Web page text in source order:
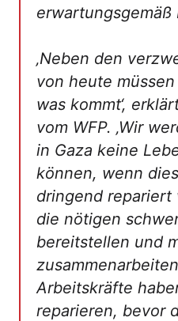
erwartungsgemäß
‚Neben den
von heute
was kommt‘,
vom WFP. ‚Wir
in Gaza keine
können, wenn
dringend repariert
die nötigen
bereitstellen und
Arbeitskräfte
reparieren, bevor